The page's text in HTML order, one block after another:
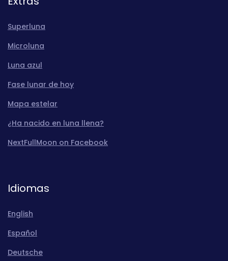
Superluna
Microluna
Luna azul
Fase lunar de hoy
Mapa estelar
¿Ha nacido en luna llena?
NextFullMoon on Facebook
Idiomas
English
Español
Deutsche